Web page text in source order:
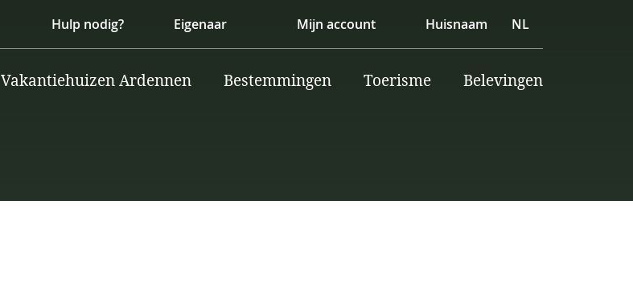
Hulp nodig? Eigenaar Mijn account Huisnaam NL
Vakantiehuizen Ardennen Bestemmingen Toerisme Belevingen